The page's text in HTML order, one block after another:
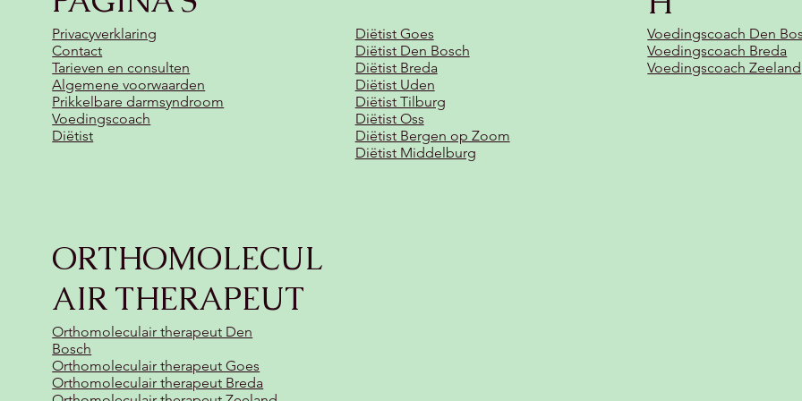
Privacyverklaring
Contact
Tarieven en consulten
Algemene voorwaarden
Prikkelbare darmsyndroom
Voedingscoach
Diëtist
Diëtist Goes
Diëtist Den Bosch
Diëtist Breda
Diëtist Uden
Diëtist Tilburg
Diëtist Oss
Diëtist Bergen op Zoom
Diëtist Middelburg
Voedingscoach Den
Voedingscoach Breda
Voedingscoach Zeeland
ORTHOMOLECUL
AIR THERAPEUT
Orthomoleculair therapeut Den
Bosch
Orthomoleculair therapeut Goes
Orthomoleculair therapeut Breda